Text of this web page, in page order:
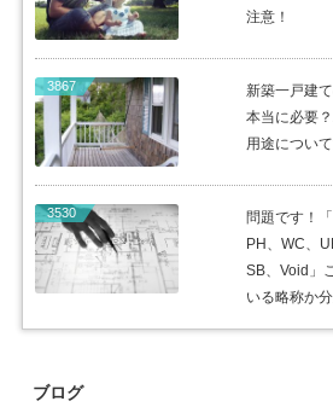
注意！
3867
新築一戸建
本当に必要
用途につい
3530
問題です！
PH、WC、
SB、Void」
いる略称か
ブログ